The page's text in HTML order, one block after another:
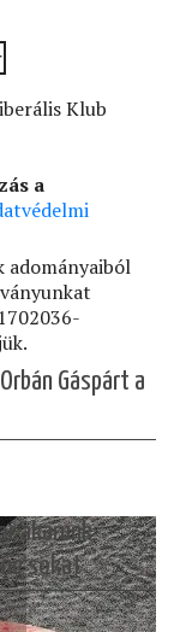
Klub
a
adományaiból
Gáspárt a
akarunk
sokat